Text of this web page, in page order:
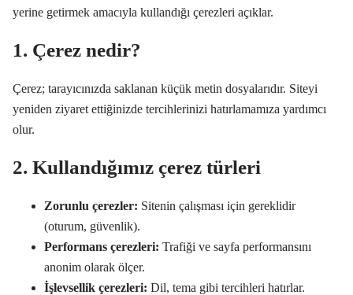
yerine getirmek amacıyla kullandığı çerezleri açıklar.
1. Çerez nedir?
Çerez; tarayıcınızda saklanan küçük metin dosyalarıdır. Siteyi
yeniden ziyaret ettiğinizde tercihlerinizi hatırlamamıza yardımcı
olur.
2. Kullandığımız çerez türleri
Zorunlu çerezler: Sitenin çalışması için gereklidir
(oturum, güvenlik).
Performans çerezleri: Trafiği ve sayfa performansını
anonim olarak ölçer.
İşlevsellik çerezleri: Dil, tema gibi tercihleri hatırlar.